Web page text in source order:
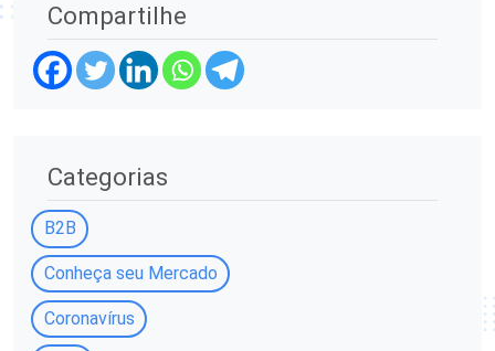
Compartilhe
Categorias
B2B
Conheça seu Mercado
Coronavírus